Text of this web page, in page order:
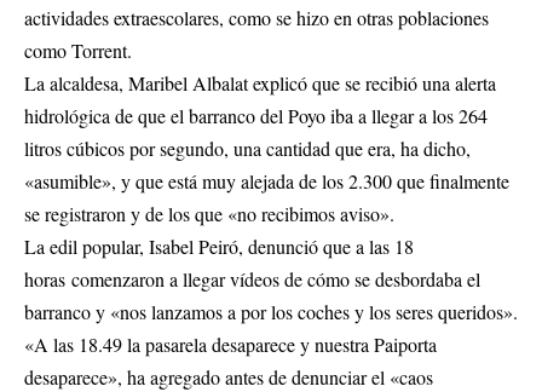
actividades extraescolares, como se hizo en otras poblaciones
como Torrent.
La alcaldesa, Maribel Albalat explicó que se recibió una alerta
hidrológica de que el barranco del Poyo iba a llegar a los 264
litros cúbicos por segundo, una cantidad que era, ha dicho,
«asumible», y que está muy alejada de los 2.300 que finalmente
se registraron y de los que «no recibimos aviso».
La edil popular, Isabel Peiró, denunció que a las 18
horas comenzaron a llegar vídeos de cómo se desbordaba el
barranco y «nos lanzamos a por los coches y los seres queridos».
«A las 18.49 la pasarela desaparece y nuestra Paiporta
desaparece», ha agregado antes de denunciar el «caos